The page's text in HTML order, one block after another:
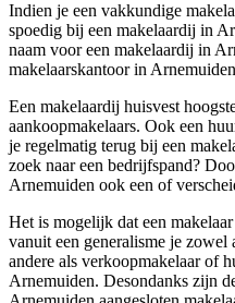
Indien je een vakkundige
spoedig bij een makelaardij in
naam voor een makelaardij in
makelaarskantoor in
Een makelaardij huisvest
aankoopmakelaars. Ook een
je regelmatig terug bij een
zoek naar een bedrijfspand?
Arnemuiden ook een of
Het is mogelijk dat een
vanuit een generalisme je zowel
andere als verkoopmakelaar of
Arnemuiden. Desondanks zijn